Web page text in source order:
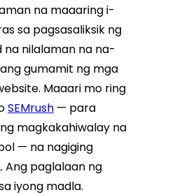
na maaaring i-
sa pagsasaliksik ng
na nilalaman na na-
gumamit ng mga
Maaari mo ring
SEMrush — para
magkakahiwalay na
— na nagiging
paglalaan ng
iyong madla.